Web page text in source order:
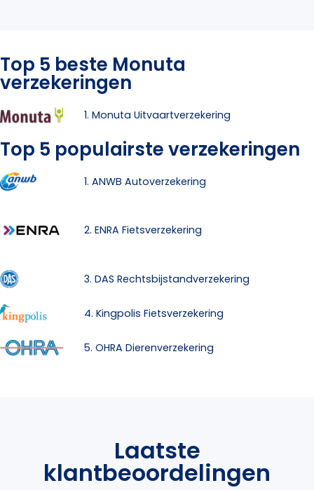
Top 5 beste Monuta
verzekeringen
1. Monuta Uitvaartverzekering
Top 5 populairste verzekeringen
1. ANWB Autoverzekering
2. ENRA Fietsverzekering
3. DAS Rechtsbijstandverzekering
4. Kingpolis Fietsverzekering
5. OHRA Dierenverzekering
Laatste
klantbeoordelingen